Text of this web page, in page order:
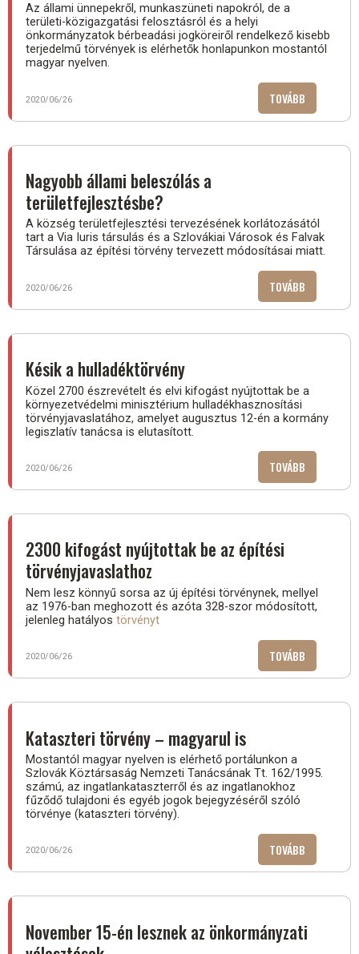
Az állami ünnepekről, munkaszüneti napokról, de a
területi-közigazgatási felosztásról és a helyi
önkormányzatok bérbeadási jogköreiről rendelkező kisebb
terjedelmű törvények is elérhetők honlapunkon mostantól
magyar nyelven.
2020/06/26 TOVÁBB
ÉS
Nagyobb állami beleszólás a
területfejlesztésbe?
A község területfejlesztési tervezésének korlátozásától
tart a Via Iuris társulás és a Szlovákiai Városok és Falvak
Társulása az építési törvény tervezett módosításai miatt.
2020/06/26 TOVÁBB
ÁLLAMI
A
Késik a hulladéktörvény
Közel 2700 észrevételt és elvi kifogást nyújtottak be a
környezetvédelmi minisztérium hulladékhasznosítási
törvényjavaslatához, amelyet augusztus 12-én a kormány
legiszlatív tanácsa is elutasított.
2020/06/26 TOVÁBB
A
2300 kifogást nyújtottak be az építési
törvényjavaslathoz
Nem lesz könnyű sorsa az új építési törvénynek, mellyel
az 1976-ban meghozott és azóta 328-szor módosított,
jelenleg hatályos törvényt
2020/06/26 TOVÁBB
KIFOGÁST
BE
Kataszteri törvény – magyarul is
Mostantól magyar nyelven is elérhető portálunkon a
Szlovák Köztársaság Nemzeti Tanácsának Tt. 162/1995.
számú, az ingatlankataszterről és az ingatlanokhoz
fűződő tulajdoni és egyéb jogok bejegyzéséről szóló
törvénye (kataszteri törvény).
2020/06/26 TOVÁBB
TÖRVÉNY
MAGYARUL
November 15-én lesznek az önkormányzati